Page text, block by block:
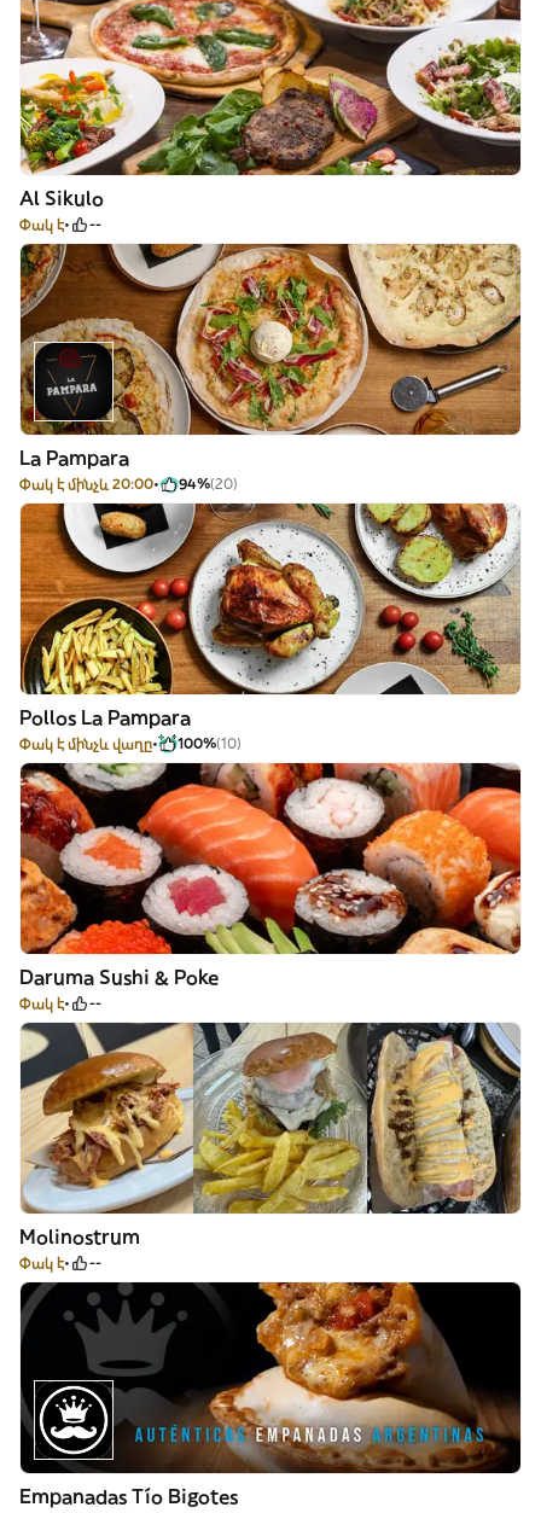
Al Sikulo
Փակ է --
La Pampara
Փակ է մինչև 20:00 94%(20)
Pollos La Pampara
Փակ է մինչև վաղը 100%(10)
Daruma Sushi & Poke
Փակ է --
Molinostrum
Փակ է --
Empanadas Tío Bigotes